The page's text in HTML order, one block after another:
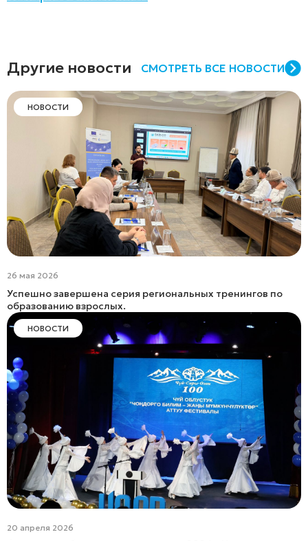
Другие новости СМОТРЕТЬ ВСЕ НОВОСТИ
НОВОСТИ
26 мая 2026
Успешно завершена серия региональных тренингов по
образованию взрослых.
НОВОСТИ
20 апреля 2026